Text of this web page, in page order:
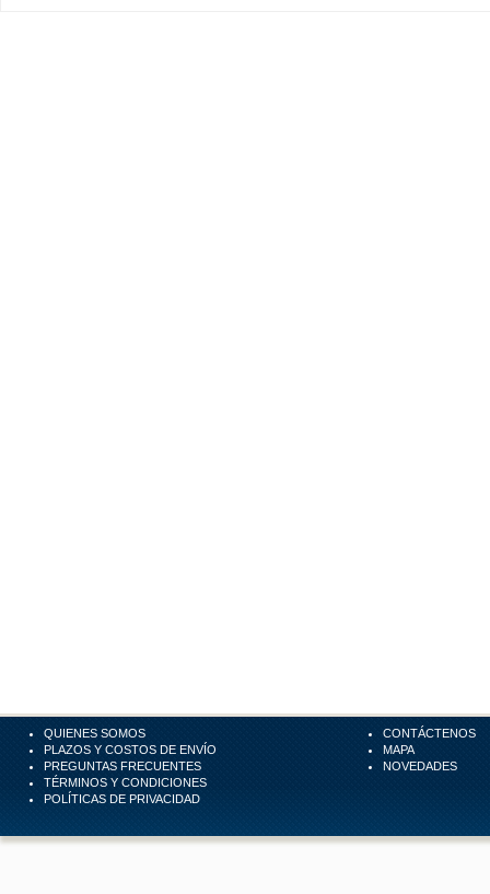
QUIENES SOMOS
PLAZOS Y COSTOS DE ENVÍO
PREGUNTAS FRECUENTES
TÉRMINOS Y CONDICIONES
POLÍTICAS DE PRIVACIDAD
CONTÁCTENOS
MAPA
NOVEDADES